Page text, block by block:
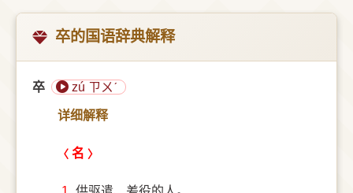
卒的国语辞典解释
卒 zú ㄗㄨˊ
详细解释
名